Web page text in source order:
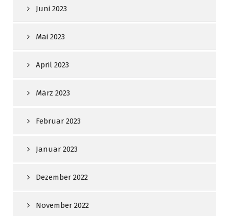
Juni 2023
Mai 2023
April 2023
März 2023
Februar 2023
Januar 2023
Dezember 2022
November 2022